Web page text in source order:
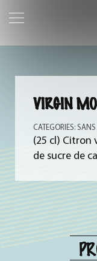
VIRGIN
CATEGORIES: SANS
(25 cl) Citron
de sucre de